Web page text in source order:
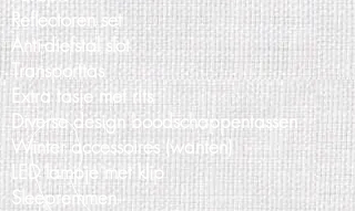
Reflectoren set
Anti-diefstal slot
Transporttas
Extra tasje met rits
Diverse design boodschappentassen
Winter accessoires (wanten)
LED lampje met klip
Sleepremmen